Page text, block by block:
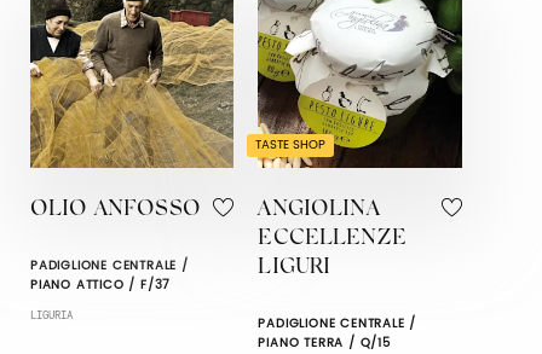
OLIO ANFOSSO
PADIGLIONE CENTRALE /
PIANO ATTICO / F/37
LIGURIA
TASTE SHOP
ANGIOLINA
ECCELLENZE
LIGURI
PADIGLIONE CENTRALE /
PIANO TERRA / Q/15